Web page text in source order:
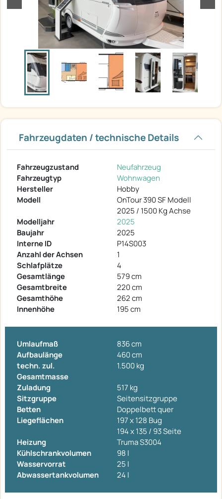
Fahrzeugdaten / technische Details
Fahrzeugzustand
Neufahrzeug
Fahrzeugtyp
Wohnwagen
Hersteller
Hobby
Modell
OnTour 390 SF Modell
2025 / 1500 Kg Achse
Modelljahr
2025
Baujahr
2025
Interne ID
P14S003
Anzahl der Achsen
1
Schlafplätze
4
Gesamtlänge
579 cm
Gesamtbreite
220 cm
Gesamthöhe
262 cm
Innenhöhe
195 cm
Umlaufmaß
836 cm
Aufbaulänge
460 cm
techn. zul.
Gesamtmasse
1.500 kg
Zuladung
517 kg
Sitzgruppe
Seitensitzgruppe
Betten
Doppelbett quer
Liegeflächen
197 x 128 Bug
194 x 135 / 93 Seite
Heizung
Truma S3004
Kühlschrankvolumen
98 l
Wasservorrat
25 l
Abwassertankvolumen
24 l